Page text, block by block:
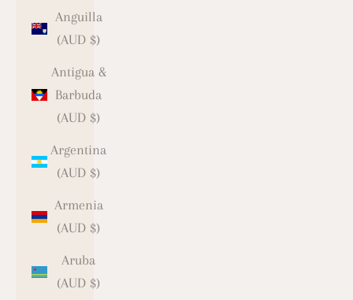
Anguilla
(AUD $)
Antigua &
Barbuda
(AUD $)
Argentina
(AUD $)
Armenia
(AUD $)
Aruba
(AUD $)